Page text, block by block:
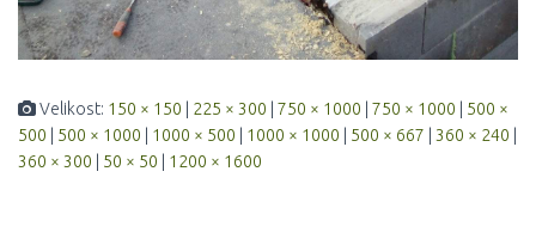
Velikost: 150 × 150 225 × 300 750 × 1000 750 × 1000
500 ×
500
500 × 1000 1000 × 500 1000 × 1000 500 × 667 360 × 240
360 × 300
50 × 50 1200 × 1600